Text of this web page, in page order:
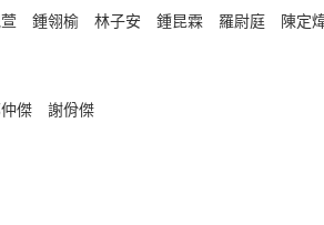
鍾翎榆 林子安 鍾昆霖 羅尉庭 陳定
傑 謝佾傑